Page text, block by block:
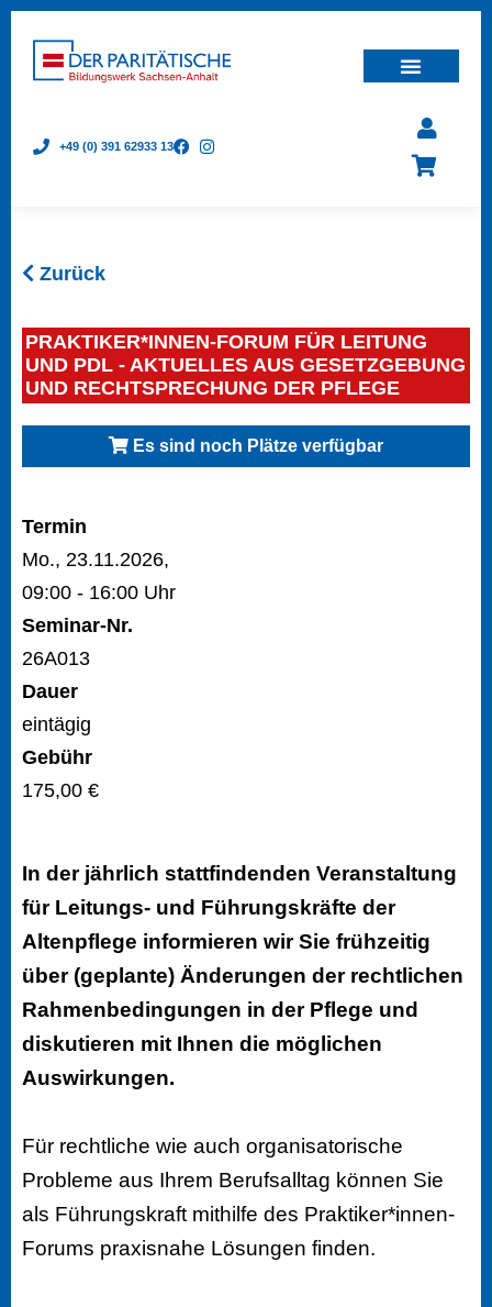
+49 (0) 391 62933 13
Zurück
PRAKTIKER*INNEN-FORUM FÜR LEITUNG
UND PDL - AKTUELLES AUS GESETZGEBUNG
UND RECHTSPRECHUNG DER PFLEGE
Es sind noch Plätze verfügbar
Termin
Mo., 23.11.2026,
09:00 - 16:00 Uhr
Seminar-Nr.
26A013
Dauer
eintägig
Gebühr
175,00 €
In der jährlich stattfindenden Veranstaltung
für Leitungs- und Führungskräfte der
Altenpflege informieren wir Sie frühzeitig
über (geplante) Änderungen der rechtlichen
Rahmenbedingungen in der Pflege und
diskutieren mit Ihnen die möglichen
Auswirkungen.
Für rechtliche wie auch organisatorische
Probleme aus Ihrem Berufsalltag können Sie
als Führungskraft mithilfe des Praktiker*innen-
Forums praxisnahe Lösungen finden.